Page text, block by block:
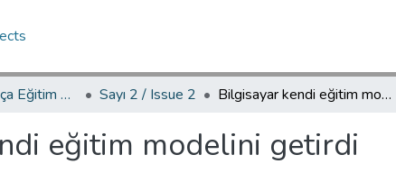
YED.JEL Yaşadıkça Eğitim Dergisi / Journal of Education For Life Sayı 2 / Issue 2 Bilgisayar kendi eğitim modelini getirdi
eğitim modelini getirdi